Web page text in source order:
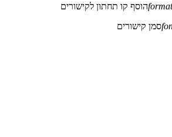
הוסף קו תחתון לקישורים
סמן קישורים